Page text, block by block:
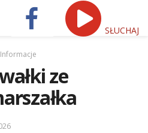
SŁUCHAJ
Informacje
ze